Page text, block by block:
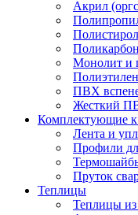
Акрил
Монолит и
ПВХ
Жесткий
Комплектующие
Лента и
Профили
Пруток
Теплицы
Теплицы из